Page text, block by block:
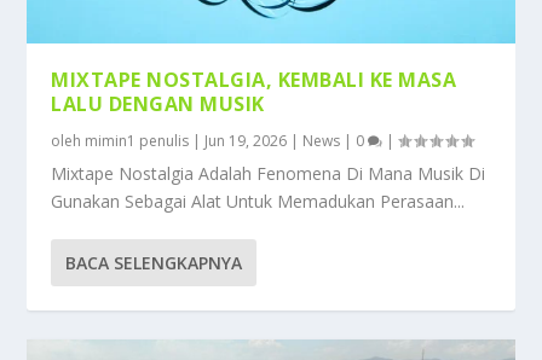
MIXTAPE NOSTALGIA, KEMBALI KE MASA
LALU DENGAN MUSIK
oleh mimin1 penulis | Jun 19, 2026 | News | 0 |
Mixtape Nostalgia Adalah Fenomena Di Mana Musik Di
Gunakan Sebagai Alat Untuk Memadukan Perasaan...
BACA SELENGKAPNYA